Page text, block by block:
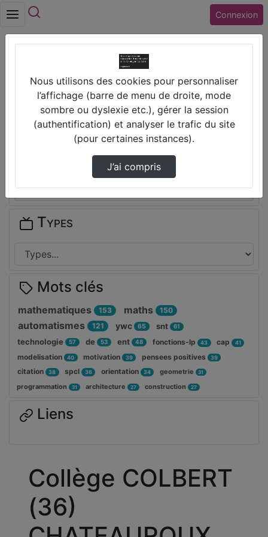
Connexion
Collège COLBERT
(36)
Thèmes de Collège COLBERT (36)
CHATEAUROUX
Disciplines
Types
Mots clés
mathematiques 153 maths 150
automatismes 121 ywc 65 snt 61
technologie 57 de 53 ent 48 fonctions-lp 43 cap 41
modelisation 40 motivation 39 pensees positives 39
citation 38 spcl 36 orientation 34 geometrie 31
programmation 31 architecture 27 construction 27
Liens
Nous utilisons des cookies pour personnaliser
l’affichage (barre de menu de droite, mode
sombre ou dyslexie etc.), gérer la session
(authentification) et analyser le trafic du site
(pour certaines instances).
J’ai compris